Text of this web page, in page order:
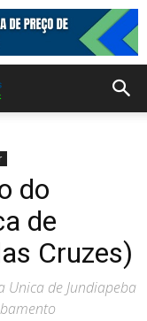
do
de
Cruzes)
Unica de Jundiapeba